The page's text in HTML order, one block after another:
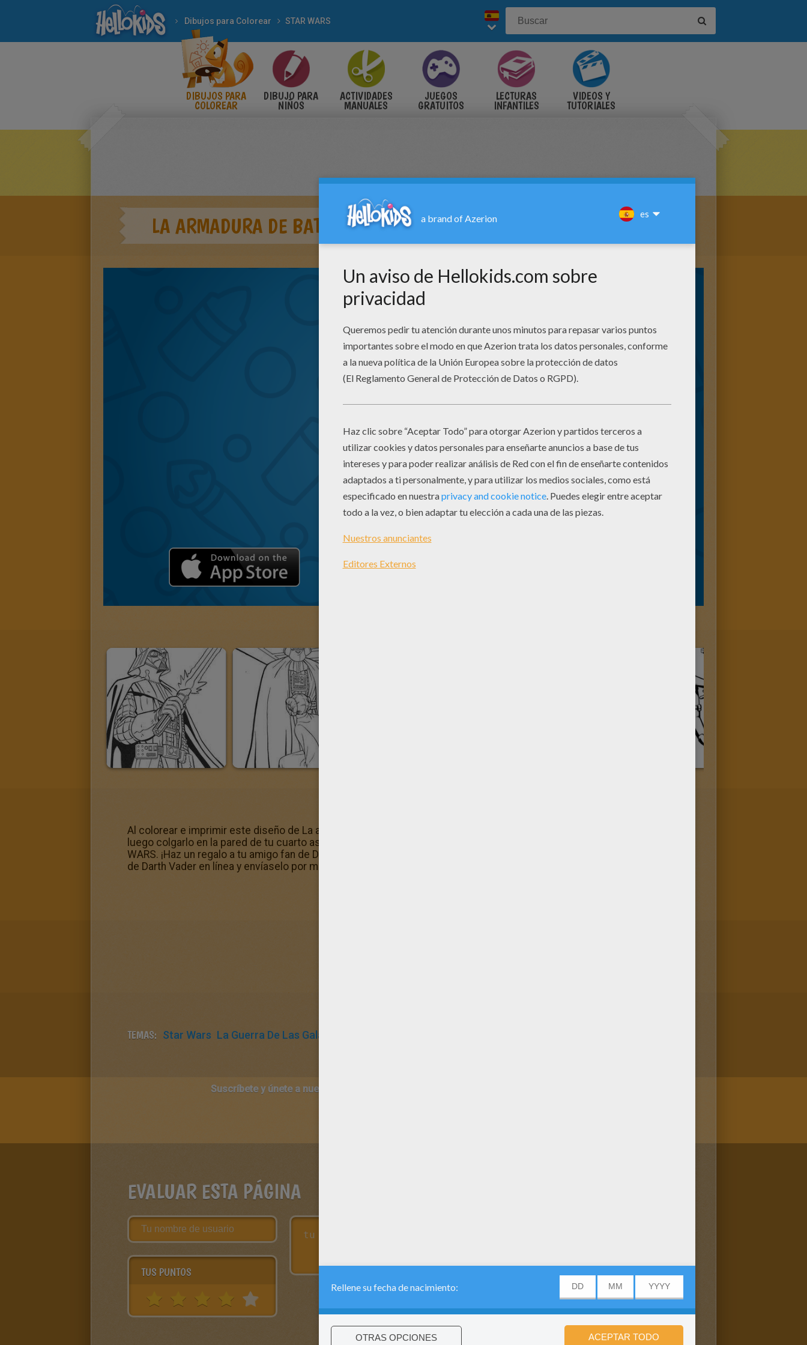
Dibujos para Colorear STAR WARS
DIBUJOS PARA
COLOREAR
DIBUJO PARA
NIÑOS
ACTIVIDADES
MANUALES
JUEGOS
GRATUITOS
LECTURAS
INFANTILES
VIDEOS Y
TUTORIALES
LA ARMADURA DE BATALLA DE DARTH VADER
Al colorear e imprimir este diseño de La armadura de batalla de Darth Vader podrás recortarlo con mucho cuidado y
luego colgarlo en la pared de tu cuarto así como todos los otros dibujos de la sección Dibujos para colorear STAR
WARS. ¡Haz un regalo a tu amigo fan de Dibujos para colorear STAR WARS! Decora esta lamina La armadura de batalla
de Darth Vader en línea y envíaselo por mail!.
TEMAS: Star Wars La Guerra De Las Galaxias
Suscríbete y únete a nuestro canal de vídeos para niños en Youtube:
EVALUAR ESTA PÁGINA
TUS PUNTOS